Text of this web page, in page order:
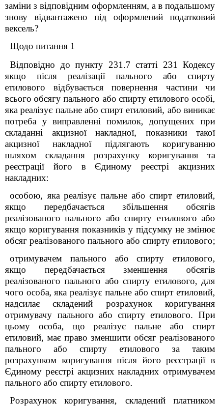
заміни з відповідним оформленням, а в подальшому
знову відвантажено під оформлений податковий
вексель?
Щодо питання 1
Відповідно до пункту 231.7 статті 231 Кодексу
якщо після реалізації пального або спирту
етилового відбувається повернення частини чи
всього обсягу пального або спирту етилового особі,
яка реалізує пальне або спирт етиловий, або виникає
потреба у виправленні помилок, допущених при
складанні акцизної накладної, показники такої
акцизної накладної підлягають коригуванню
шляхом складання розрахунку коригування та
реєстрації його в Єдиному реєстрі акцизних
накладних:
особою, яка реалізує пальне або спирт етиловий,
якщо передбачається збільшення обсягів
реалізованого пального або спирту етилового або
якщо коригування показників у підсумку не змінює
обсяг реалізованого пального або спирту етилового;
отримувачем пального або спирту етилового,
якщо передбачається зменшення обсягів
реалізованого пального або спирту етилового, для
чого особа, яка реалізує пальне або спирт етиловий,
надсилає складений розрахунок коригування
отримувачу пального або спирту етилового. При
цьому особа, що реалізує пальне або спирт
етиловий, має право зменшити обсяг реалізованого
пального або спирту етилового за таким
розрахунком коригування після його реєстрації в
Єдиному реєстрі акцизних накладних отримувачем
пального або спирту етилового.
Розрахунок коригування, складений платником